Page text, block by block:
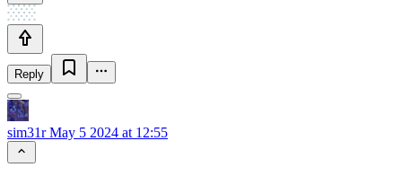
Reply
sim31rMay 5 2024 at 12:55